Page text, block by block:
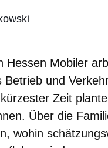
Hessen Mobiler
Betrieb und
Zeit
Über die
wohin